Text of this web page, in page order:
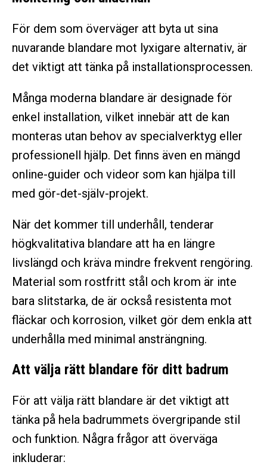
För dem som överväger att byta ut sina
nuvarande blandare mot lyxigare alternativ, är
det viktigt att tänka på installationsprocessen.
Många moderna blandare är designade för
enkel installation, vilket innebär att de kan
monteras utan behov av specialverktyg eller
professionell hjälp. Det finns även en mängd
online-guider och videor som kan hjälpa till
med gör-det-själv-projekt.
När det kommer till underhåll, tenderar
högkvalitativa blandare att ha en längre
livslängd och kräva mindre frekvent rengöring.
Material som rostfritt stål och krom är inte
bara slitstarka, de är också resistenta mot
fläckar och korrosion, vilket gör dem enkla att
underhålla med minimal ansträngning.
Att välja rätt blandare för ditt badrum
För att välja rätt blandare är det viktigt att
tänka på hela badrummets övergripande stil
och funktion. Några frågor att överväga
inkluderar: